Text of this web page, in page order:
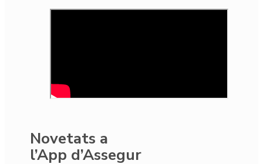
Novetats a
l’App d’Assegur